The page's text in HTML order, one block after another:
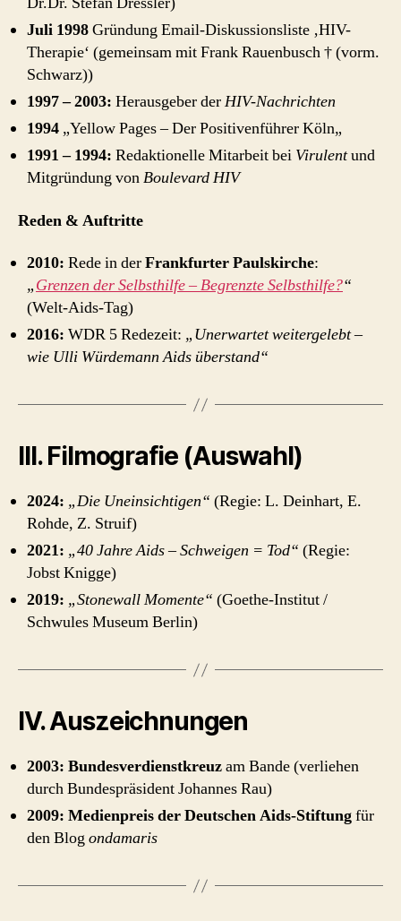
Juli 1998Gründung Email-Diskussionsliste ‚HIV-
Therapie‘ (gemeinsam mit Frank Rauenbusch † (vorm.
Schwarz))
1997 – 2003: Herausgeber derHIV-Nachrichten
1994 „Yellow Pages – Der Positivenführer Köln„
1991 – 1994: Redaktionelle Mitarbeit bei Virulentund
Mitgründung vonBoulevard HIV
Reden & Auftritte
2010: Rede in derFrankfurter Paulskirche:
„Grenzen der Selbsthilfe – Begrenzte Selbsthilfe?“
(Welt-Aids-Tag)
2016: WDR 5 Redezeit: „Unerwartet weitergelebt –
wie Ulli Würdemann Aids überstand“
III. Filmografie (Auswahl)
2024: „Die Uneinsichtigen“ (Regie: L. Deinhart, E.
Rohde, Z. Struif)
2021: „40 Jahre Aids – Schweigen = Tod“ (Regie:
Jobst Knigge)
2019: „Stonewall Momente“ (Goethe-Institut /
Schwules Museum Berlin)
IV. Auszeichnungen
2003: Bundesverdienstkreuzam Bande (verliehen
durch Bundespräsident Johannes Rau)
2009: Medienpreis der Deutschen Aids-Stiftungfür
den Blogondamaris